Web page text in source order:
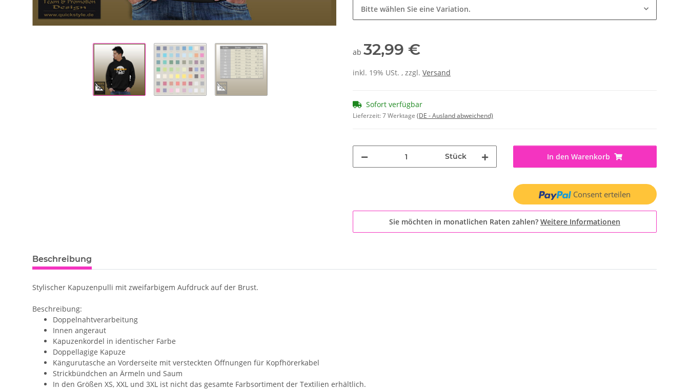
Bitte wählen Sie eine Variation.
ab 32,99 €
inkl. 19% USt. , zzgl. Versand
Sofort verfügbar
Lieferzeit:7 Werktage (DE - Ausland abweichend)
Stück In den Warenkorb
Consent erteilen
Sie möchten in monatlichen Raten zahlen? Weitere Informationen
Beschreibung
Stylischer Kapuzenpulli mit zweifarbigem Aufdruck auf der Brust.
Beschreibung:
Doppelnahtverarbeitung
Innen angeraut
Kapuzenkordel in identischer Farbe
Doppellagige Kapuze
Kängurutasche an Vorderseite mit versteckten Öffnungen für Kopfhörerkabel
Strickbündchen an Ärmeln und Saum
In den Größen XS, XXL und 3XL ist nicht das gesamte Farbsortiment der Textilien erhältlich.